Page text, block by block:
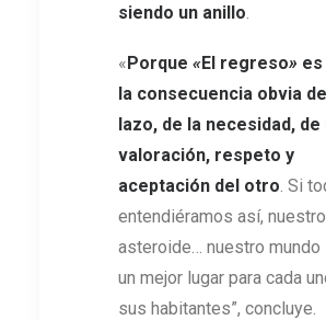
siendo un anillo
«Porque «El regreso»
la consecuencia obvia
lazo, de la necesidad, de
valoración, respeto y
aceptación del otro . Si
entendiéramos así, nuestro
asteroide… nuestro mundo
un mejor lugar para cada
sus habitantes”, concluye.